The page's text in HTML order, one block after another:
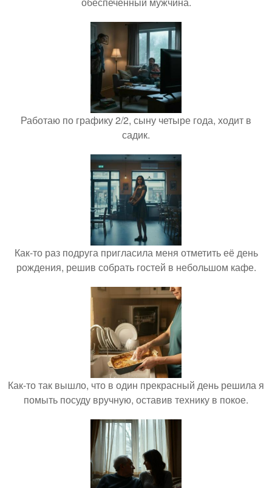
Работаю по графику 2/2, сыну четыре года, ходит в
садик.
Как-то раз подруга пригласила меня отметить её день
рождения, решив собрать гостей в небольшом кафе.
Как-то так вышло, что в один прекрасный день решила я
помыть посуду вручную, оставив технику в покое.